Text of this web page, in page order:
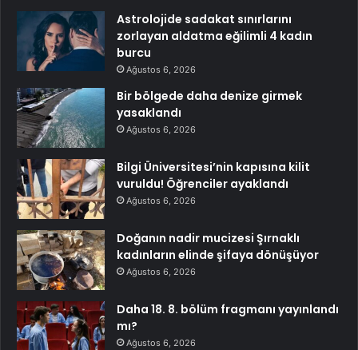
Astrolojide sadakat sınırlarını
zorlayan aldatma eğilimli 4 kadın
burcu
Ağustos 6, 2026
Bir bölgede daha denize girmek
yasaklandı
Ağustos 6, 2026
Bilgi Üniversitesi’nin kapısına kilit
vuruldu! Öğrenciler ayaklandı
Ağustos 6, 2026
Doğanın nadir mucizesi Şırnaklı
kadınların elinde şifaya dönüşüyor
Ağustos 6, 2026
Daha 18. 8. bölüm fragmanı yayınlandı
mı?
Ağustos 6, 2026